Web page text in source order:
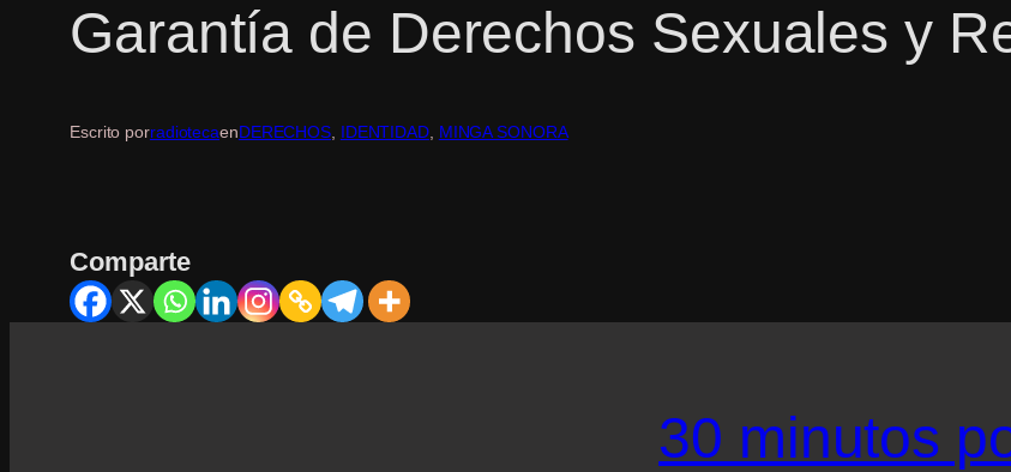
Garantía de Derechos Sexuales y
Escrito porradiotecaenDERECHOS, IDENTIDAD, MINGA SONORA
Comparte
30 minutos